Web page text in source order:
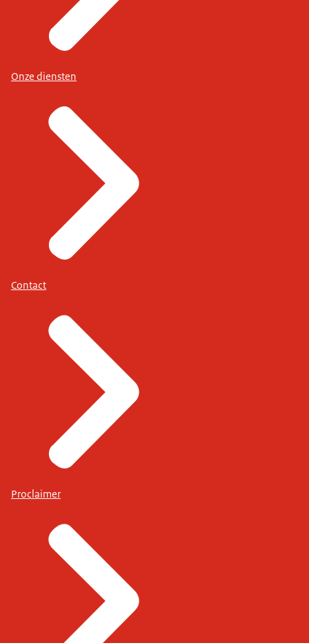
Onze diensten
Contact
Proclaimer